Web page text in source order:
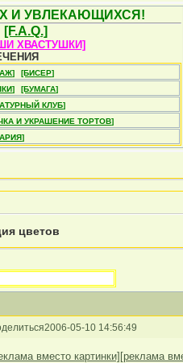
И УВЛЕКАЮЩИХСЯ!
[F.A.Q.]
ХВАСТУШКИ]
[БИСЕР]
[БУМАГА]
КЛУБ]
И УКРАШЕНИЕ ТОРТОВ]
цветов
2006-05-10 14:56:49
вместо картинки] [реклама